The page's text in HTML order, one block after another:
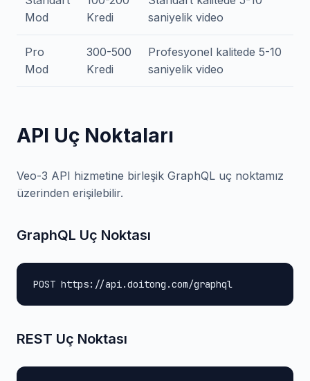
Mod
Kredi
saniyelik video
Pro
Mod
300-500
Kredi
Profesyonel kalitede 5-10
saniyelik video
API Uç Noktaları
Veo-3 API hizmetine birleşik GraphQL uç noktamız
üzerinden erişilebilir.
GraphQL Uç Noktası
POST https://api.doitong.com/graphql
REST Uç Noktası